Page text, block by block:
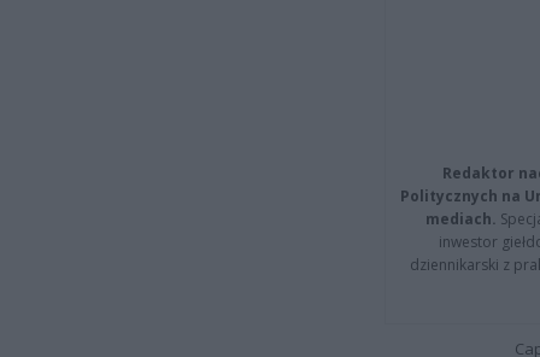
Redaktor
Politycznych na
mediach.
inwestor
dziennikarski z